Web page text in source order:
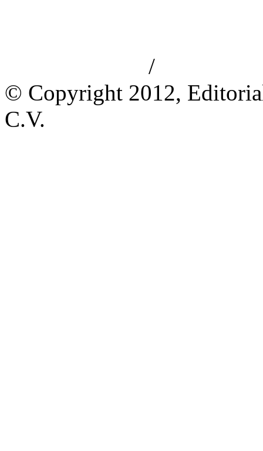
/
© Copyright 2012,
C.V.